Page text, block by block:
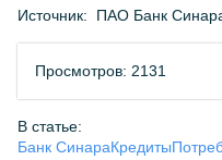
Источник: ПАО Банк
Просмотров: 2131
В статье:
Банк СинараКредиты